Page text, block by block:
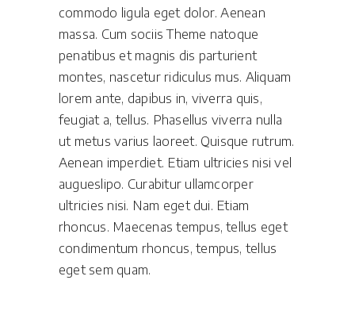
commodo ligula eget dolor. Aenean
massa. Cum sociis Theme natoque
penatibus et magnis dis parturient
montes, nascetur ridiculus mus. Aliquam
lorem ante, dapibus in, viverra quis,
feugiat a, tellus. Phasellus viverra nulla
ut metus varius laoreet. Quisque rutrum.
Aenean imperdiet. Etiam ultricies nisi vel
augueslipo. Curabitur ullamcorper
ultricies nisi. Nam eget dui. Etiam
rhoncus. Maecenas tempus, tellus eget
condimentum rhoncus, tempus, tellus
eget sem quam.